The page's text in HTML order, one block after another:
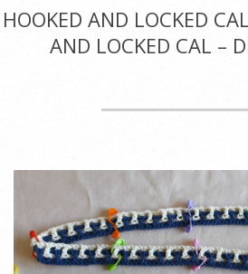
Menu
HOOKED AND LOCKED
AND LOCKED CAL –